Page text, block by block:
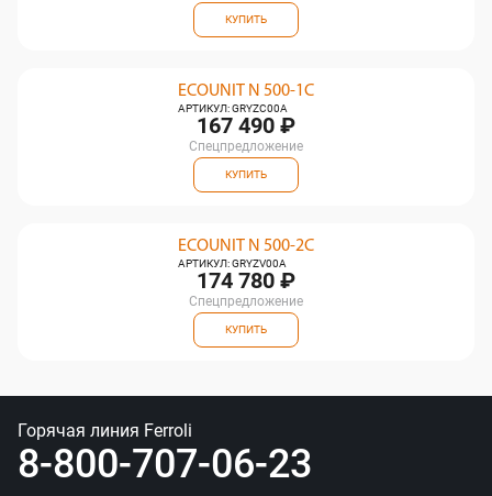
КУПИТЬ
ECOUNIT N 500-1C
АРТИКУЛ: GRYZC00A
167 490 ₽
Спецпредложение
КУПИТЬ
ECOUNIT N 500-2C
АРТИКУЛ: GRYZV00A
174 780 ₽
Спецпредложение
КУПИТЬ
Горячая линия Ferroli
8-800-707-06-23